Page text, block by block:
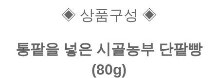
◈ 상품구성 ◈
통팥을 넣은 시골농부 단팥빵
(80g)